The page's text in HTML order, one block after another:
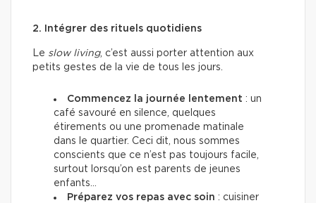
2. Intégrer des rituels quotidiens
Le slow living, c’est aussi porter attention aux
petits gestes de la vie de tous les jours.
Commencez la journée lentement : un
café savouré en silence, quelques
étirements ou une promenade matinale
dans le quartier. Ceci dit, nous sommes
conscients que ce n’est pas toujours facile,
surtout lorsqu’on est parents de jeunes
enfants…
Préparez vos repas avec soin : cuisiner